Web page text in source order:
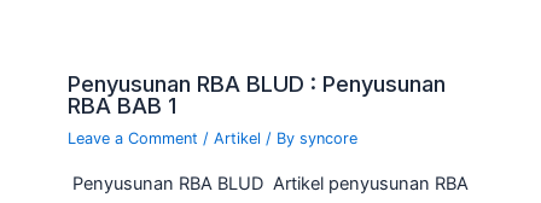
Penyusunan RBA BLUD : Penyusunan
RBA BAB 1
Leave a Comment /Artikel / Bysyncore
Penyusunan RBA BLUD Artikel penyusunan RBA